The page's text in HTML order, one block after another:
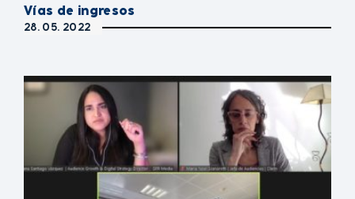
Vías de ingresos
28. 05. 2022